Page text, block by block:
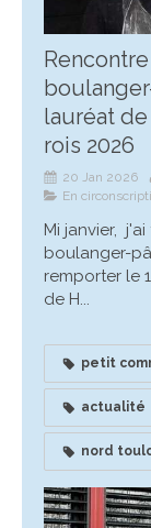
lauréat
rois 2026
20 Jan 2026
En
Mi janvier,
boulanger-
remporter le
de H...
petit
actualité
nord